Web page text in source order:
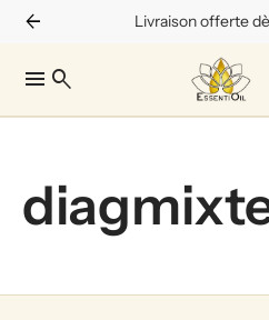
arrow_back Livraison offerte
menu search